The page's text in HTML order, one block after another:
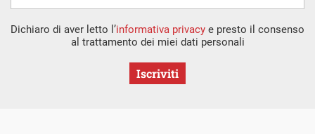
Dichiaro di aver letto l’informativa privacy e presto il consenso
al trattamento dei miei dati personali
Iscriviti